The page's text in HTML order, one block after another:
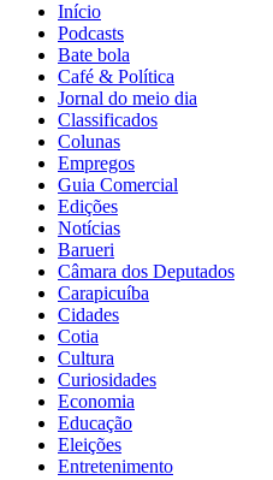
Início
Podcasts
Bate bola
Café & Política
Jornal do meio dia
Classificados
Colunas
Empregos
Guia Comercial
Edições
Notícias
Barueri
Câmara dos Deputados
Carapicuíba
Cidades
Cotia
Cultura
Curiosidades
Economia
Educação
Eleições
Entretenimento